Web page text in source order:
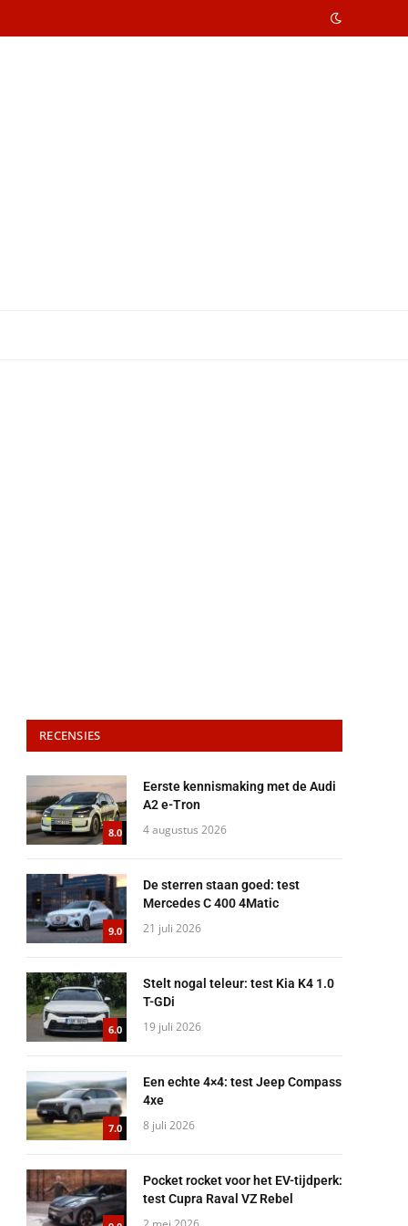
RECENSIES
8.0
Eerste kennismaking met de Audi
A2 e-Tron
4 augustus 2026
9.0
De sterren staan goed: test
Mercedes C 400 4Matic
21 juli 2026
6.0
Stelt nogal teleur: test Kia K4 1.0
T-GDi
19 juli 2026
7.0
Een echte 4×4: test Jeep Compass
4xe
8 juli 2026
Pocket rocket voor het EV-tijdperk:
test Cupra Raval VZ Rebel